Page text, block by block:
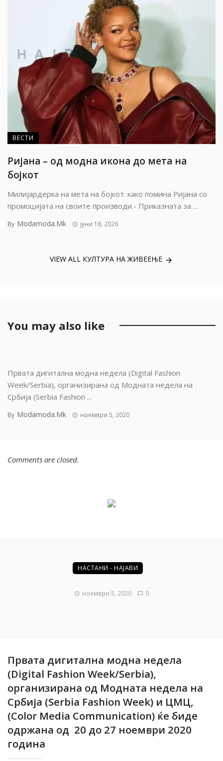
ВЕСТИ
Ријана – од модна икона до мета на
бојкот
Милијардерка на мета на бојкот: како помина Ријана со
промоцијата на своите производи.- Приказната за ...
By Modamoda.mk јуни 18, 2026
VIEW ALL КУЛТУРА НА ЖИВЕЕЊЕ
You may also like
Првата дигитална модна недела (Digital Fashion
Week/Serbia), организирана од Модната недела на
Србија (Serbia Fashion ...
By Modamoda.mk ноември 5, 2020
Comments are closed.
НАСТАНИ - НАЈАВИ
ноември 5, 2020 0
Првата дигитална модна недела
(Digital Fashion Week/Serbia),
организирана од Модната недела на
Србија (Serbia Fashion Week) и ЦМЦ,
(Color Media Communication) ќе биде
одржана од 20 до 27 ноември 2020
година